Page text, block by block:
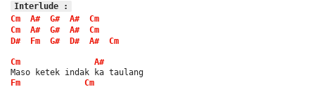
Interlude :
Cm
A# G# A#
Cm
Cm
A# G# A#
Cm
D#
Fm G# D# A# Cm
Cm
A#
Maso ketek indak ka taulang
Fm
Cm